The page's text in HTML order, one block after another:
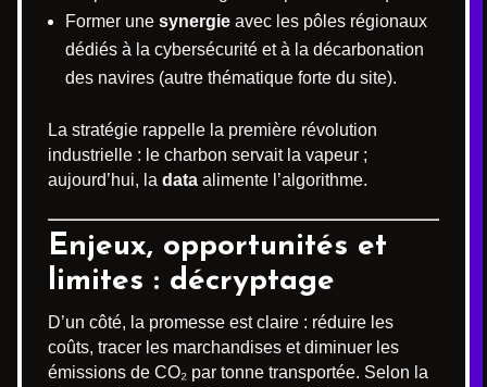
Former une synergie avec les pôles régionaux
dédiés à la cybersécurité et à la décarbonation
des navires (autre thématique forte du site).
La stratégie rappelle la première révolution
industrielle : le charbon servait la vapeur ;
aujourd’hui, la data alimente l’algorithme.
Enjeux, opportunités et
limites : décryptage
D’un côté, la promesse est claire : réduire les
coûts, tracer les marchandises et diminuer les
émissions de CO₂ par tonne transportée. Selon la